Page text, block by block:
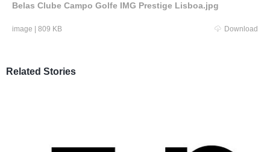
Belas Clube Campo Golfe IMG Prestige Lisboa.jpg
image 809 KB Download
Related Stories